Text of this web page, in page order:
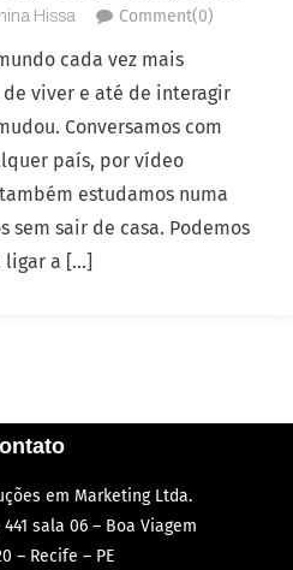
Hissa Comment(0)
cada vez mais
viver e até de interagir
Conversamos com
país, por vídeo
estudamos numa
sair de casa. Podemos
ligar a […]
em Marketing Ltda.
sala 06 – Boa Viagem
– Recife – PE